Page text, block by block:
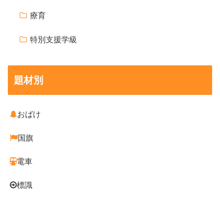
療育
特別支援学級
題材別
おばけ
国旗
電車
標識